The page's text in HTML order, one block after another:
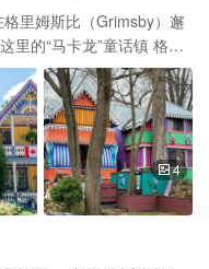
里姆斯比（Grimsby）邂
拉的门户”。这里最出名的
(Gingerbread Cottages)。
式木雕装饰，简直是旧金
出片攻
色
⚠️ 避坑与游玩
4